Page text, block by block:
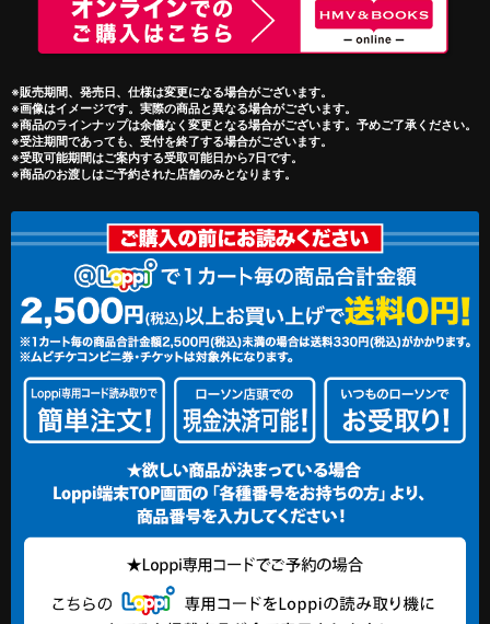
※販売期間、発売日、仕様は変更になる場合がございます。
※画像はイメージです。実際の商品と異なる場合がございます。
※商品のラインナップは余儀なく変更となる場合がございます。予めご了承ください。
※受注期間であっても、受付を終了する場合がございます。
※受取可能期間はご案内する受取可能日から7日です。
※商品のお渡しはご予約された店舗のみとなります。